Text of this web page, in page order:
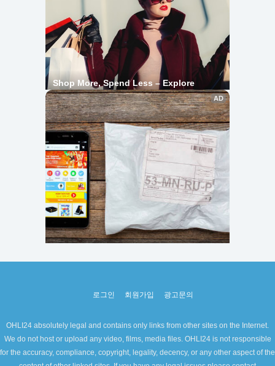
로그인 회원가입 광고문의
OHLI24 absolutely legal and contains only links from other sites on the Internet.
We do not host or upload any video, films, media files. OHLI24 is not responsible
for the accuracy, compliance, copyright, legality, decency, or any other aspect of the